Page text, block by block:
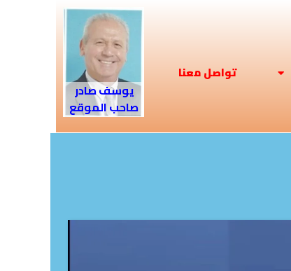
تواصل معنا
يوسف صادر
صاحب الموقع